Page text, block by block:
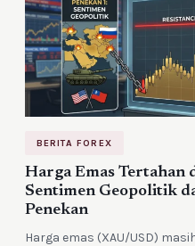
BERITA FOREX
Harga Emas Tertahan
Sentimen Geopolitik
Penekan
Harga emas (XAU/USD)